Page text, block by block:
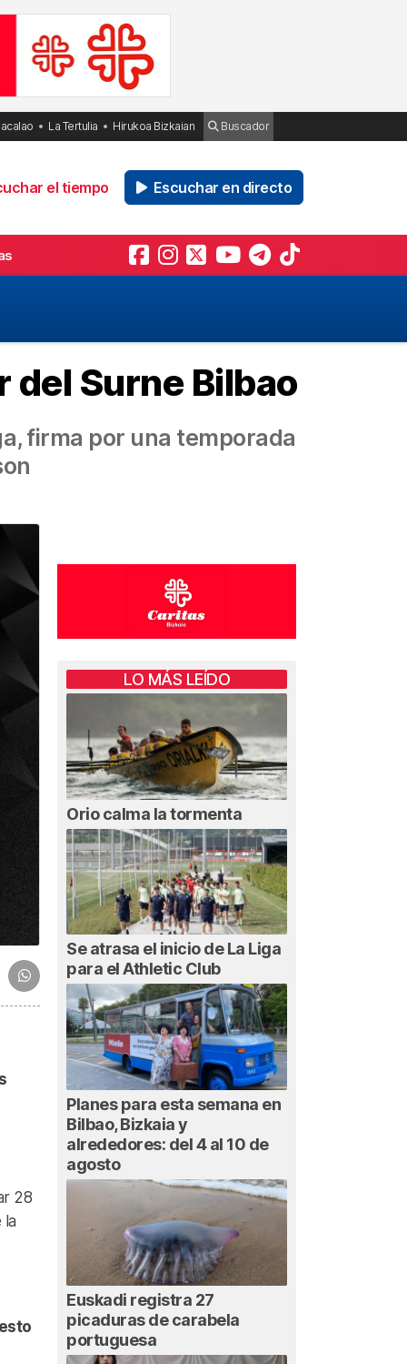
La Tertulia Hirukoa Bizkaian Buscador
el tiempo Escuchar en directo
Surne Bilbao
firma por una temporada
28
la
LO MÁS LEÍDO
Orio calma la tormenta
Se atrasa el inicio de La Liga
para el Athletic Club
Planes para esta semana en
Bilbao, Bizkaia y
alrededores: del 4 al 10 de
agosto
Euskadi registra 27
picaduras de carabela
portuguesa